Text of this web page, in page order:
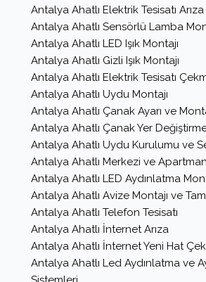
Antalya Ahatlı Elektrik Tesisatı
Antalya Ahatlı Sensörlü Lamba
Antalya Ahatlı LED Işık Montajı
Antalya Ahatlı Gizli Işık Montajı
Antalya Ahatlı Elektrik Tesisatı
Antalya Ahatlı Uydu Montajı
Antalya Ahatlı Çanak Ayarı ve
Antalya Ahatlı Çanak Yer
Antalya Ahatlı Uydu Kurulumu ve
Antalya Ahatlı Merkezi ve
Antalya Ahatlı LED Aydınlatma
Antalya Ahatlı Avize Montajı ve
Antalya Ahatlı Telefon Tesisatı
Antalya Ahatlı İnternet Arıza
Antalya Ahatlı İnternet Yeni Hat
Antalya Ahatlı Led Aydınlatma ve